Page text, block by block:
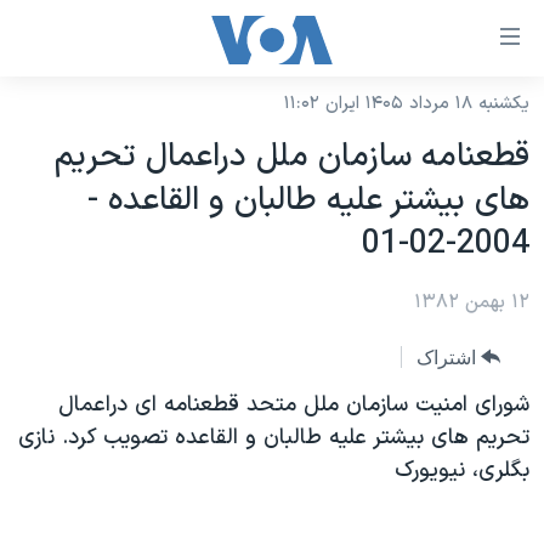
لینکهای
دسترسی
جهش
محتوای
اصلی
صفحه
جهش
به
جستجو
نسخه سبک وب‌سایت
موضوع ها
آمریکا
جهان
ورزشی
گزیده‌ها
ویژه برنامه‌ها
برنامه های تلویزیونی
جدول برنامه ها
صفحه‌های ویژه
جام جهانی ۲۰۲۶
عملیات خشم حماسی
۲۵۰سالگی آمریکا
فرکانس‌های صدای آمریکا
پخش رادیویی
یکشنبه ۱۸ مرداد ۱۴۰۵ ایران ۱۱:۰۲
قطعنامه سازمان ملل دراعمال تحريم
های بيشتر عليه طالبان و القاعده -
2004-02-01
۱۲ بهمن ۱۳۸۲
اشتراک
شورای امنيت سازمان ملل متحد قطعنامه ای دراعمال
تحريم های بيشتر عليه طالبان و القاعده تصويب کرد. نازی
بگلری، نيويورک